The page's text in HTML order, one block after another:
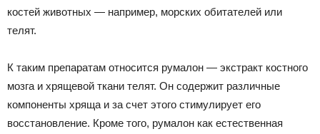
костей животных — например, морских обитателей или
телят.
К таким препаратам относится румалон — экстракт костного
мозга и хрящевой ткани телят. Он содержит различные
компоненты хряща и за счет этого стимулирует его
восстановление. Кроме того, румалон как естественная